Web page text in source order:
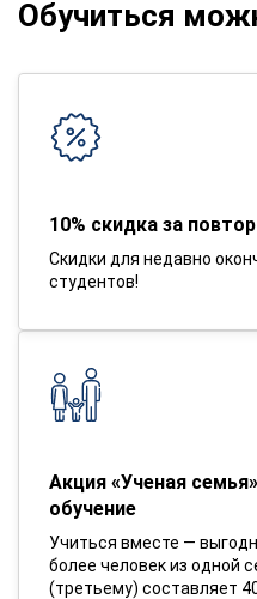
Обучиться
10% скидка за
Скидки для недавно
студентов!
Акция «Ученая
обучение
Учиться вместе —
более человек из одной
(третьему) составляет